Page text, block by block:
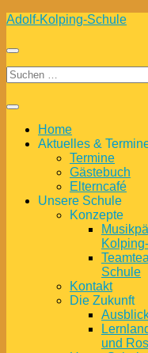
Zum
springen
Adolf-Kolping-Schule
Suchen
nach:
Home
Aktuelles &
Termine
Gästebuch
Elterncafé
Unsere Schule
Konzepte
Schule
Kontakt
Die Zukunft
und